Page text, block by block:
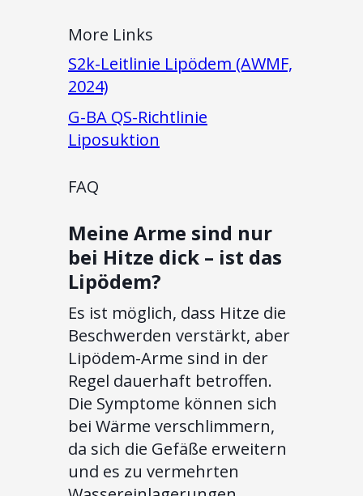
More Links
S2k-Leitlinie Lipödem (AWMF,
2024)
G-BA QS-Richtlinie
Liposuktion
FAQ
Meine Arme sind nur
bei Hitze dick – ist das
Lipödem?
Es ist möglich, dass Hitze die
Beschwerden verstärkt, aber
Lipödem-Arme sind in der
Regel dauerhaft betroffen.
Die Symptome können sich
bei Wärme verschlimmern,
da sich die Gefäße erweitern
und es zu vermehrten